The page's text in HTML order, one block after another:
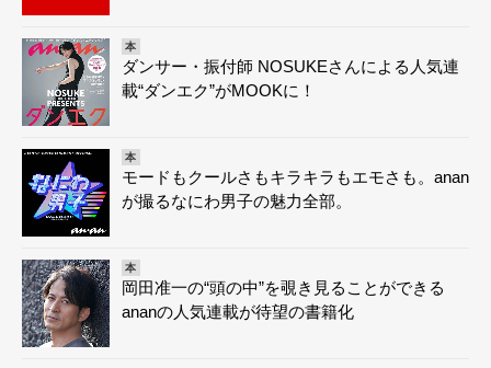
本
ダンサー・振付師 NOSUKEさんによる人気連
載“ダンエク”がMOOKに！
本
モードもクールさもキラキラもエモさも。anan
が撮るなにわ男子の魅力全部。
本
岡田准一の“頭の中”を覗き見ることができる
ananの人気連載が待望の書籍化